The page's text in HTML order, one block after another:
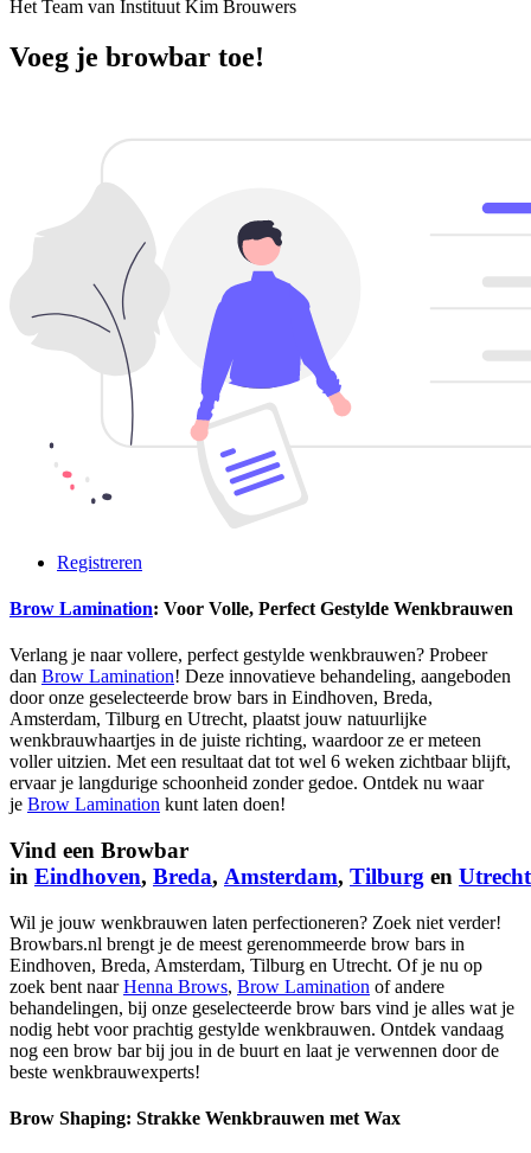
Het Team van Instituut Kim Brouwers
Voeg je browbar toe!
Registreren
Brow Lamination: Voor Volle, Perfect Gestylde Wenkbrauwen
Verlang je naar vollere, perfect gestylde wenkbrauwen? Probeer
dan Brow Lamination! Deze innovatieve behandeling, aangeboden
door onze geselecteerde brow bars in Eindhoven, Breda,
Amsterdam, Tilburg en Utrecht, plaatst jouw natuurlijke
wenkbrauwhaartjes in de juiste richting, waardoor ze er meteen
voller uitzien. Met een resultaat dat tot wel 6 weken zichtbaar blijft,
ervaar je langdurige schoonheid zonder gedoe. Ontdek nu waar
je Brow Lamination kunt laten doen!
Vind een Browbar
in Eindhoven, Breda, Amsterdam, Tilburg en Utrecht
Wil je jouw wenkbrauwen laten perfectioneren? Zoek niet verder!
Browbars.nl brengt je de meest gerenommeerde brow bars in
Eindhoven, Breda, Amsterdam, Tilburg en Utrecht. Of je nu op
zoek bent naarHenna Brows, Brow Lamination of andere
behandelingen, bij onze geselecteerde brow bars vind je alles wat je
nodig hebt voor prachtig gestylde wenkbrauwen. Ontdek vandaag
nog een brow bar bij jou in de buurt en laat je verwennen door de
beste wenkbrauwexperts!
Brow Shaping: Strakke Wenkbrauwen met Wax